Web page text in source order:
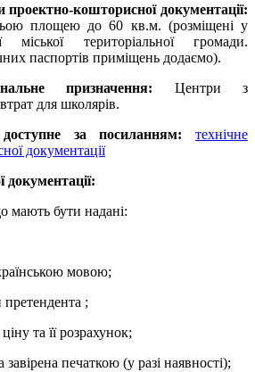
проектно-кошторисної документації:
площею до 60 кв.м. (розміщені у
міської територіальної громади.
паспортів приміщень додаємо).
призначення: Центри з
для школярів.
доступне за посиланням: технічне
документації
мають бути надані:
мовою;
претендента ;
та її розрахунок;
печаткою (у разі наявності);